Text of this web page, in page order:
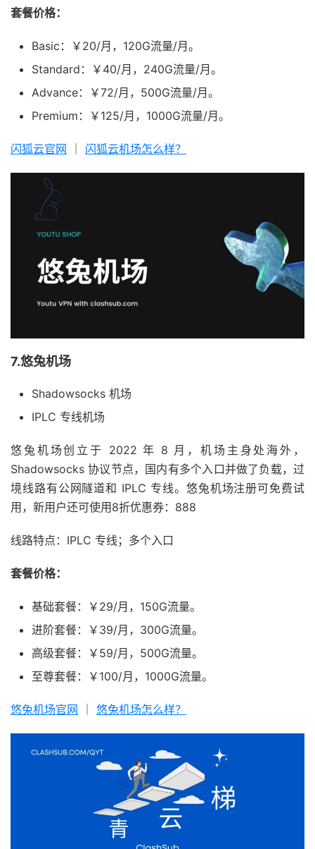
套餐价格：
Basic：￥20/月，120G流量/月。
Standard：￥40/月，240G流量/月。
Advance：￥72/月，500G流量/月。
Premium：￥125/月，1000G流量/月。
闪狐云官网 闪狐云机场怎么样？
7.悠兔机场
Shadowsocks 机场
IPLC 专线机场
悠兔机场创立于 2022 年 8 月，机场主身处海外，
Shadowsocks 协议节点，国内有多个入口并做了负载，过
境线路有公网隧道和 IPLC 专线。悠兔机场注册可免费试
用，新用户还可使用8折优惠券：888
线路特点：IPLC 专线；多个入口
套餐价格：
基础套餐：￥29/月，150G流量。
进阶套餐：￥39/月，300G流量。
高级套餐：￥59/月，500G流量。
至尊套餐：￥100/月，1000G流量。
悠兔机场官网 悠兔机场怎么样？